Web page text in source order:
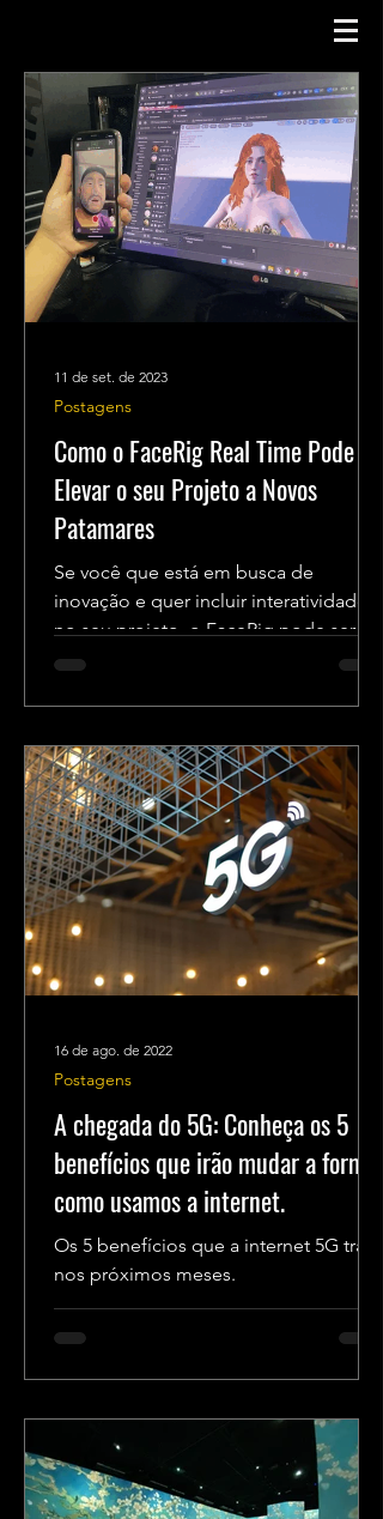
Como o FaceRig Real Time Pode
Elevar o seu Projeto a Novos
Patamares
Se você que está em busca de
inovação e quer incluir interatividade
no seu projeto, o FaceRig pode ser a
solução perfeita! Abaixo, vamos...
Postagens
11 de set. de 2023
A chegada do 5G: Conheça os 5
benefícios que irão mudar a forma
como usamos a internet.
Os 5 benefícios que a internet 5G trará
nos próximos meses.
Postagens
16 de ago. de 2022